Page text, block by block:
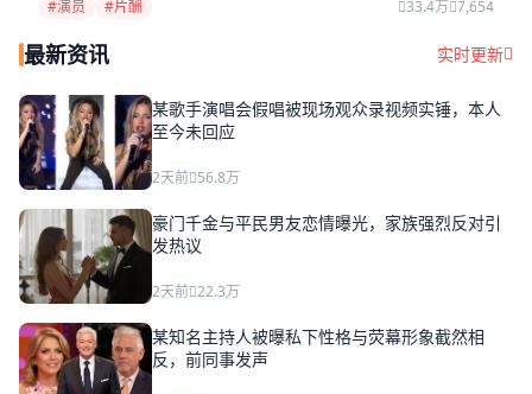
#演员
#片酬 33.4万 7,654
最新资讯 实时更新
某歌手演唱会假唱被现场观众录视频实锤，本人
至今未回应
2天前 56.8万
豪门千金与平民男友恋情曝光，家族强烈反对引
发热议
2天前 22.3万
某知名主持人被曝私下性格与荧幕形象截然相
反，前同事发声